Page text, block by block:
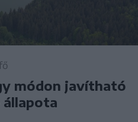
módon javítható